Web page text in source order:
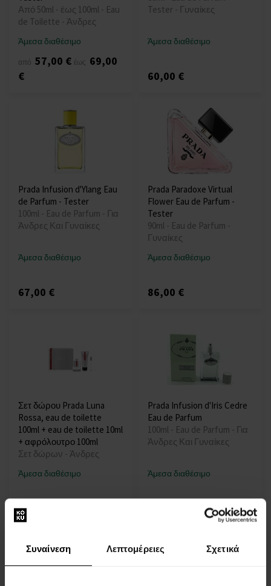
Συναίνεση Λεπτομέρειες Σχετικά
Από 50ml - έως 100ml - Eau
de Toilette - Άνδρες
Άμεσα διαθέσιμο
από 57,00 € έως 69,00
€
Tester - Γυναίκες
Άμεσα διαθέσιμο
60,00 €
Prada Infusion d'Ylang Eau
de Parfum - Tester
100ml - Eau de Parfum - Για
Άνδρες Και Γυναίκες
Άμεσα διαθέσιμο
67,00 €
Prada Paradoxe Virtual
Flower Eau de Parfum -
Tester
90ml - Eau de Parfum -
Γυναίκες
Άμεσα διαθέσιμο
86,00 €
Σετ δώρου Prada Luna
Rossa, eau de toilette
100ml + eau de toilette 10ml
+ αφρόλουτρο 100ml
Σετ δώρων - Άνδρες
Άμεσα διαθέσιμο
114,00 €
Prada Infusion d'Iris Cedre
Eau de Parfum
100ml - Eau de Parfum - Για
Άνδρες Και Γυναίκες
Άμεσα διαθέσιμο